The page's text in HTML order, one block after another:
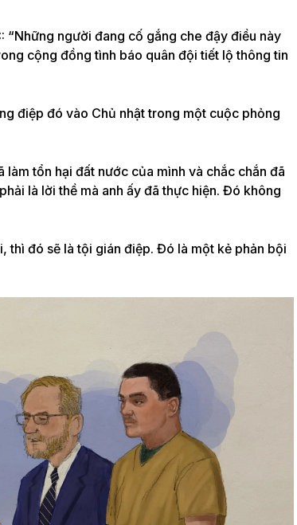
“Những người đang cố gắng che đậy điều này
cộng đồng tình báo quân đội tiết lộ thông tin
điệp đó vào Chủ nhật trong một cuộc phỏng
tổn hại đất nước của mình và chắc chắn đã
là lời thề mà anh ấy đã thực hiện. Đó không
thì đó sẽ là tội gián điệp. Đó là một kẻ phản bội